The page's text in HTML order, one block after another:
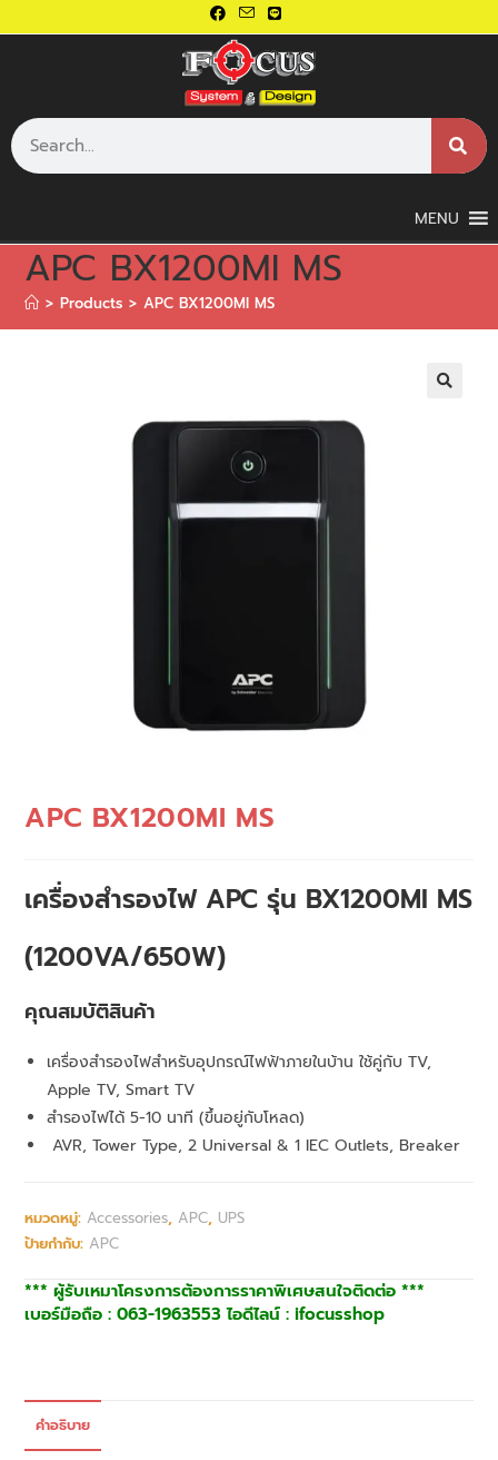
MENU
APC BX1200MI MS
> Products > APC BX1200MI MS
APC BX1200MI MS
เครื่องสำรองไฟ APC รุ่น BX1200MI MS
(1200VA/650W)
คุณสมบัติสินค้า
เครื่องสำรองไฟสำหรับอุปกรณ์ไฟฟ้าภายในบ้าน ใช้คู่กับ TV,
Apple TV, Smart TV
สำรองไฟได้ 5-10 นาที (ขึ้นอยู่กับโหลด)
AVR, Tower Type, 2 Universal & 1 IEC Outlets, Breaker
หมวดหมู่: Accessories, APC, UPS
ป้ายกำกับ: APC
*** ผู้รับเหมาโครงการต้องการราคาพิเศษสนใจติดต่อ ***
เบอร์มือถือ : 063-1963553 ไอดีไลน์ : ifocusshop
คำอธิบาย